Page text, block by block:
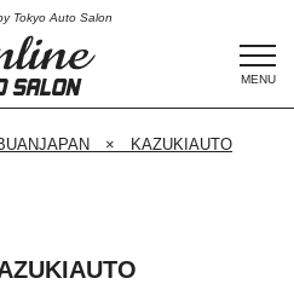
Tokyo Auto Salon
MENU
× KAZUKIAUTO